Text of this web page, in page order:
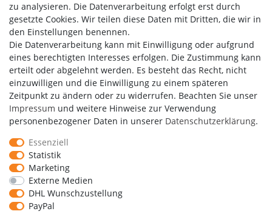
zu analysieren. Die Datenverarbeitung erfolgt erst durch
gesetzte Cookies. Wir teilen diese Daten mit Dritten, die wir in
den Einstellungen benennen.
Die Datenverarbeitung kann mit Einwilligung oder aufgrund
eines berechtigten Interesses erfolgen. Die Zustimmung kann
erteilt oder abgelehnt werden. Es besteht das Recht, nicht
einzuwilligen und die Einwilligung zu einem späteren
Zeitpunkt zu ändern oder zu widerrufen. Beachten Sie unser
Impressum und weitere Hinweise zur Verwendung
personenbezogener Daten in unserer Daten­schutz­erklärung.
Essenziell
Statistik
Marketing
Externe Medien
DHL Wunschzustellung
PayPal